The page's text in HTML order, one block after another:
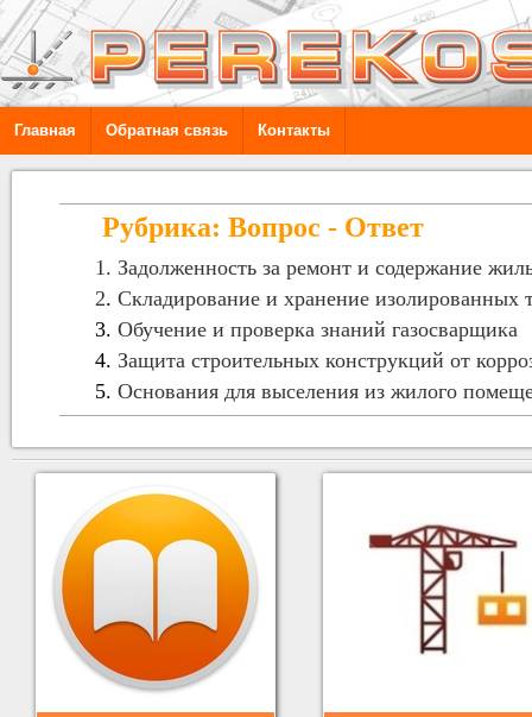
Главная Обратная связь Контакты
Рубрика: Вопрос - Ответ
1. Задолженность за ремонт и содержание
2. Складирование и хранение изолированных
3. Обучение и проверка знаний газосварщика
4. Защита строительных конструкций от
5. Основания для выселения из жилого